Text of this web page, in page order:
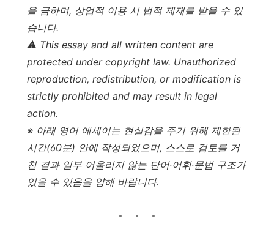
을 금하며, 상업적 이용 시 법적 제재를 받을 수 있
습니다.
⚠️ This essay and all written content are
protected under copyright law. Unauthorized
reproduction, redistribution, or modification is
strictly prohibited and may result in legal
action.
※ 아래 영어 에세이는 현실감을 주기 위해 제한된
시간(60분) 안에 작성되었으며, 스스로 검토를 거
친 결과 일부 어울리지 않는 단어·어휘·문법 구조가
있을 수 있음을 양해 바랍니다.